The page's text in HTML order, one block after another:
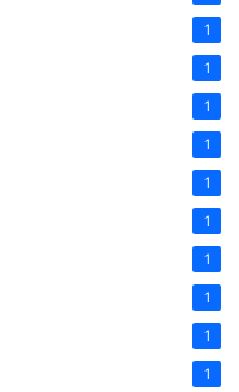
1
1
1
1
1
1
1
1
1
1